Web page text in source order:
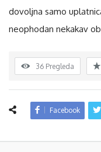
dovoljna samo
neophodan nekakav
36 Pregleda
Facebook